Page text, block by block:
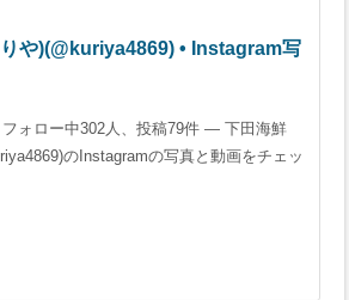
や)(@kuriya4869) • Instagram写
フォロー中302人、投稿79件 ― 下田海鮮
のInstagramの写真と動画をチェッ